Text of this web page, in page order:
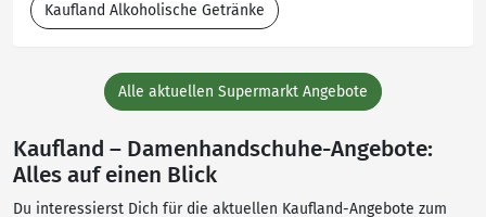
Kaufland Alkoholische Getränke
Alle aktuellen Supermarkt Angebote
Kaufland – Damenhandschuhe-Angebote:
Alles auf einen Blick
Du interessierst Dich für die aktuellen Kaufland-Angebote zum